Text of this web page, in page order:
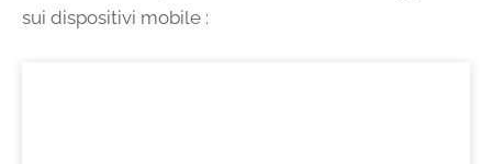
sui dispositivi mobile :